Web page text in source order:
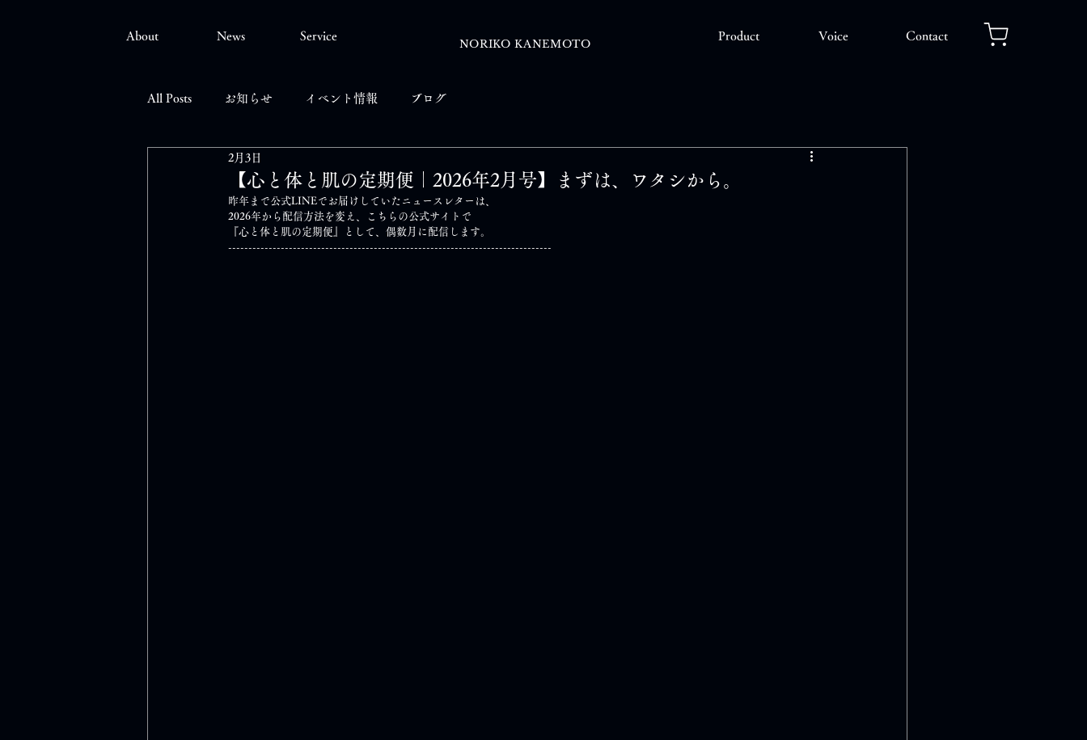
About News Service
NORIKO KANEMOTO
Product Voice Contact
All Posts お知らせ イベント情報 ブログ
【心と体と肌の定期便｜2026年2月号】まずは、ワタシから。
2月3日
昨年まで公式LINEでお届けしていたニュースレターは、
2026年から配信方法を変え、こちらの公式サイトで
『心と体と肌の定期便』として、偶数月に配信します。
--------------------------------------------------------------------------------